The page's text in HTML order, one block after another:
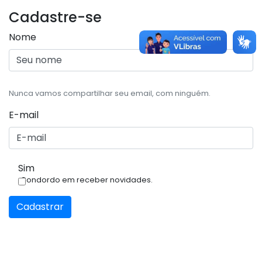
Cadastre-se
Nome
Nunca vamos compartilhar seu email, com ninguém.
E-mail
Sim
Condordo em receber novidades.
Cadastrar